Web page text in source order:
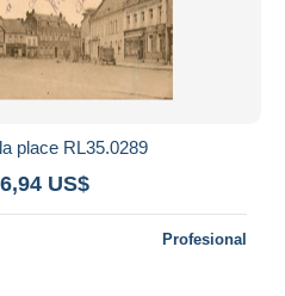
place RL35.0289
US$
Profesional